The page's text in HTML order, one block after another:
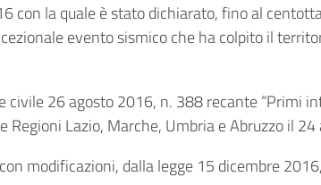
con la quale è stato dichiarato, fino al
evento sismico che ha colpito il
civile 26 agosto 2016, n. 388 recante “Primi
Lazio, Marche, Umbria e Abruzzo il
modificazioni, dalla legge 15 dicembre